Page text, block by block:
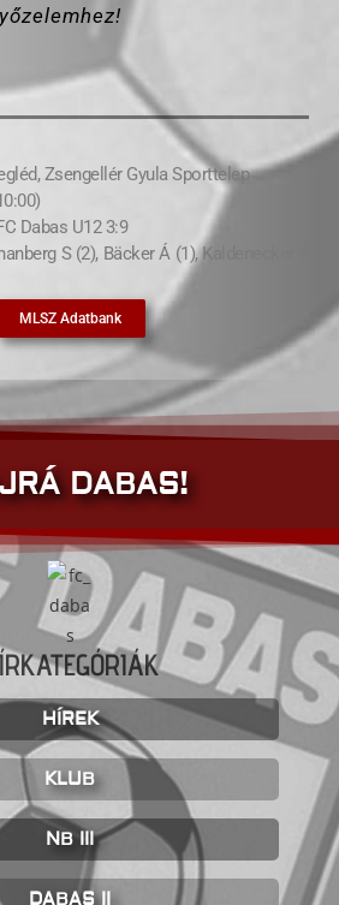
Zsengellér Gyula Sporttelep
Dabas U12 3:9
S (2), Bäcker Á (1), Kaldenecker P
MLSZ Adatbank
DABAS!
HÍREK
KLUB
NB III
DABAS II